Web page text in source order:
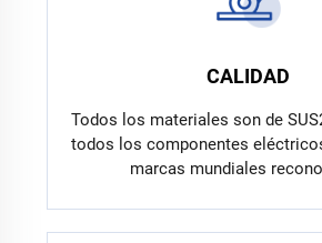
CALIDAD
Todos los materiales son de
todos los componentes
marcas mundiales